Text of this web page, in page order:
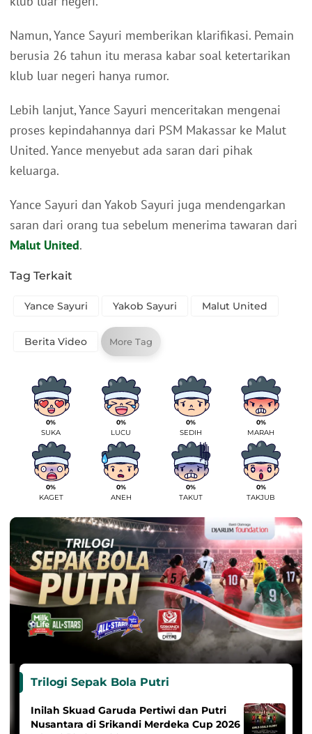
Namun, Yance Sayuri memberikan klarifikasi. Pemain
berusia 26 tahun itu merasa kabar soal ketertarikan
klub luar negeri hanya rumor.
Lebih lanjut, Yance Sayuri menceritakan mengenai
proses kepindahannya dari PSM Makassar ke Malut
United. Yance menyebut ada saran dari pihak
keluarga.
Yance Sayuri dan Yakob Sayuri juga mendengarkan
saran dari orang tua sebelum menerima tawaran dari
Malut United.
Tag Terkait
Yance Sayuri Yakob Sayuri Malut United
Berita Video More Tag
0%
SUKA
0%
LUCU
0%
SEDIH
0%
MARAH
0%
KAGET
0%
ANEH
0%
TAKUT
0%
TAKJUB
Trilogi Sepak Bola Putri
Inilah Skuad Garuda Pertiwi dan Putri
Nusantara di Srikandi Merdeka Cup 2026